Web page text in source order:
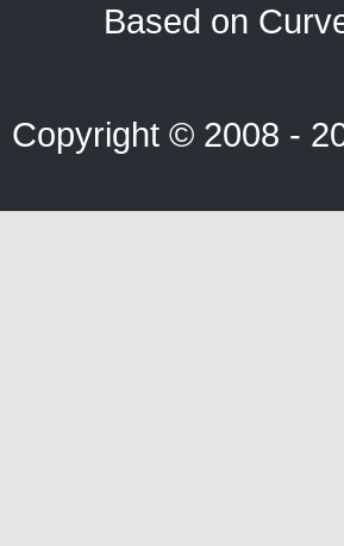
Based on
Copyright © 2008 -